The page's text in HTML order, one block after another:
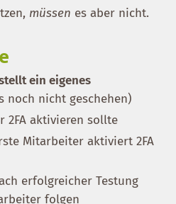
müssen es aber nicht.
ein eigenes
noch nicht geschehen)
2FA aktivieren sollte
Mitarbeiter aktiviert 2FA
erfolgreicher Testung
folgen